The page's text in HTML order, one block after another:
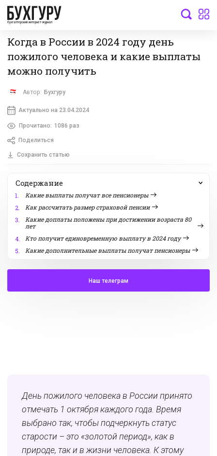
бухгалтерский интернет-журнал
Когда в России в 2024 году день
пожилого человека и какие выплаты
можно получить
Автор: Бухгуру
Актуально на 23.04.2024
Прочитано: 1086 раз
Поделиться
Сохранить статью
Содержание
1.
Какие выплаты получат все пенсионеры
2.
Как рассчитать размер страховой пенсии
3.
Какие доплаты положены при достижении возраста 80
лет
4.
Кто получит единовременную выплату в 2024 году
5.
Какие дополнительные выплаты получат пенсионеры
Наш телеграм
День пожилого человека в России принято
отмечать 1 октября каждого года. Время
выбрано так, чтобы подчеркнуть статус
старости – это «золотой период», как в
природе, так и в жизни человека. К этому